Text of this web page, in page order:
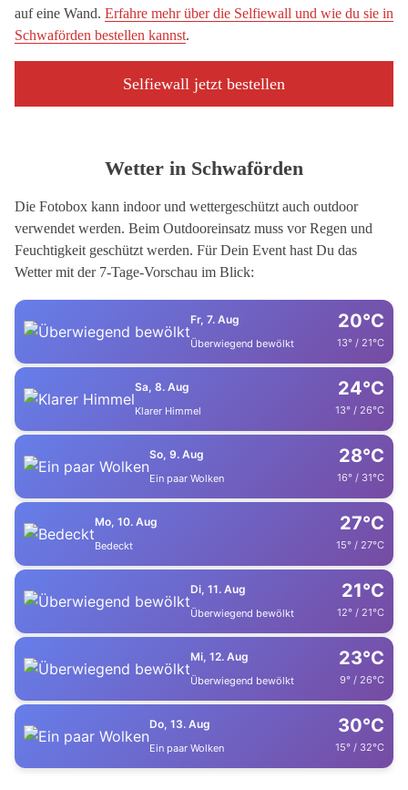
auf eine Wand. Erfahre mehr über die Selfiewall und wie du sie in
Schwaförden bestellen kannst.
Selfiewall jetzt bestellen
Wetter in Schwaförden
Die Fotobox kann indoor und wettergeschützt auch outdoor
verwendet werden. Beim Outdooreinsatz muss vor Regen und
Feuchtigkeit geschützt werden. Für Dein Event hast Du das
Wetter mit der 7-Tage-Vorschau im Blick:
Fr, 7. Aug
Überwiegend bewölkt
20°C
13° / 21°C
Sa, 8. Aug
Klarer Himmel
24°C
13° / 26°C
So, 9. Aug
Ein paar Wolken
28°C
16° / 31°C
Mo, 10. Aug
Bedeckt
27°C
15° / 27°C
Di, 11. Aug
Überwiegend bewölkt
21°C
12° / 21°C
Mi, 12. Aug
Überwiegend bewölkt
23°C
9° / 26°C
Do, 13. Aug
Ein paar Wolken
30°C
15° / 32°C